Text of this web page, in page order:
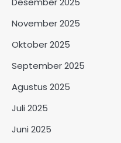
November 2025
Oktober 2025
September 2025
Agustus 2025
Juli 2025
Juni 2025